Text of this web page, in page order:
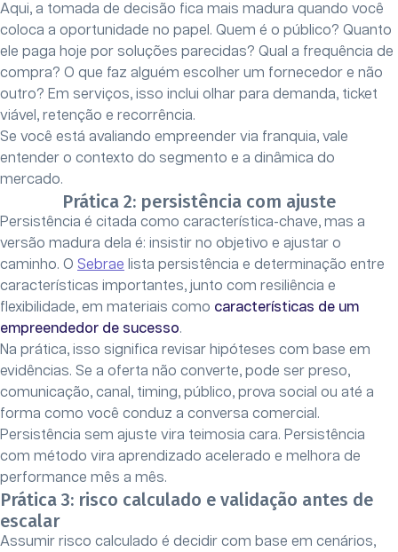
Aqui, a tomada de decisão fica mais madura quando você
coloca a oportunidade no papel. Quem é o público? Quanto
ele paga hoje por soluções parecidas? Qual a frequência de
compra? O que faz alguém escolher um fornecedor e não
outro? Em serviços, isso inclui olhar para demanda, ticket
viável, retenção e recorrência.
Se você está avaliando empreender via franquia, vale
entender o contexto do segmento e a dinâmica do
mercado.
Prática 2: persistência com ajuste
Persistência é citada como característica-chave, mas a
versão madura dela é: insistir no objetivo e ajustar o
caminho. O Sebrae lista persistência e determinação entre
características importantes, junto com resiliência e
flexibilidade, em materiais como características de um
empreendedor de sucesso.
Na prática, isso significa revisar hipóteses com base em
evidências. Se a oferta não converte, pode ser preso,
comunicação, canal, timing, público, prova social ou até a
forma como você conduz a conversa comercial.
Persistência sem ajuste vira teimosia cara. Persistência
com método vira aprendizado acelerado e melhora de
performance mês a mês.
Prática 3: risco calculado e validação antes de
escalar
Assumir risco calculado é decidir com base em cenários,